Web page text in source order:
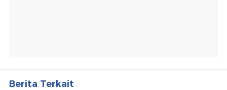
Berita Terkait